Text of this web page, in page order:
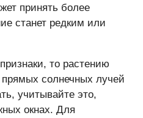
принять более
станет редким или
то растению
солнечных лучей
учитывайте это,
окнах. Для